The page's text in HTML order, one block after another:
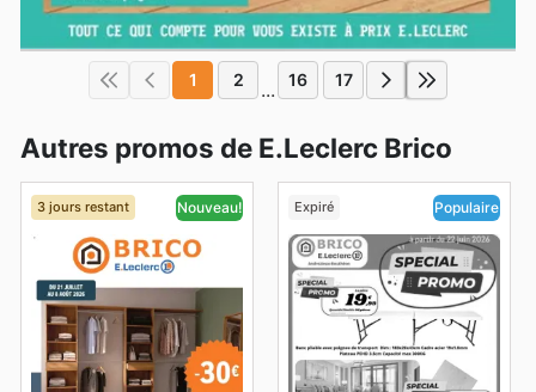
1 2 ... 16 17
Autres promos de E.Leclerc Brico
3 jours restant Nouveau! Expiré Populaire